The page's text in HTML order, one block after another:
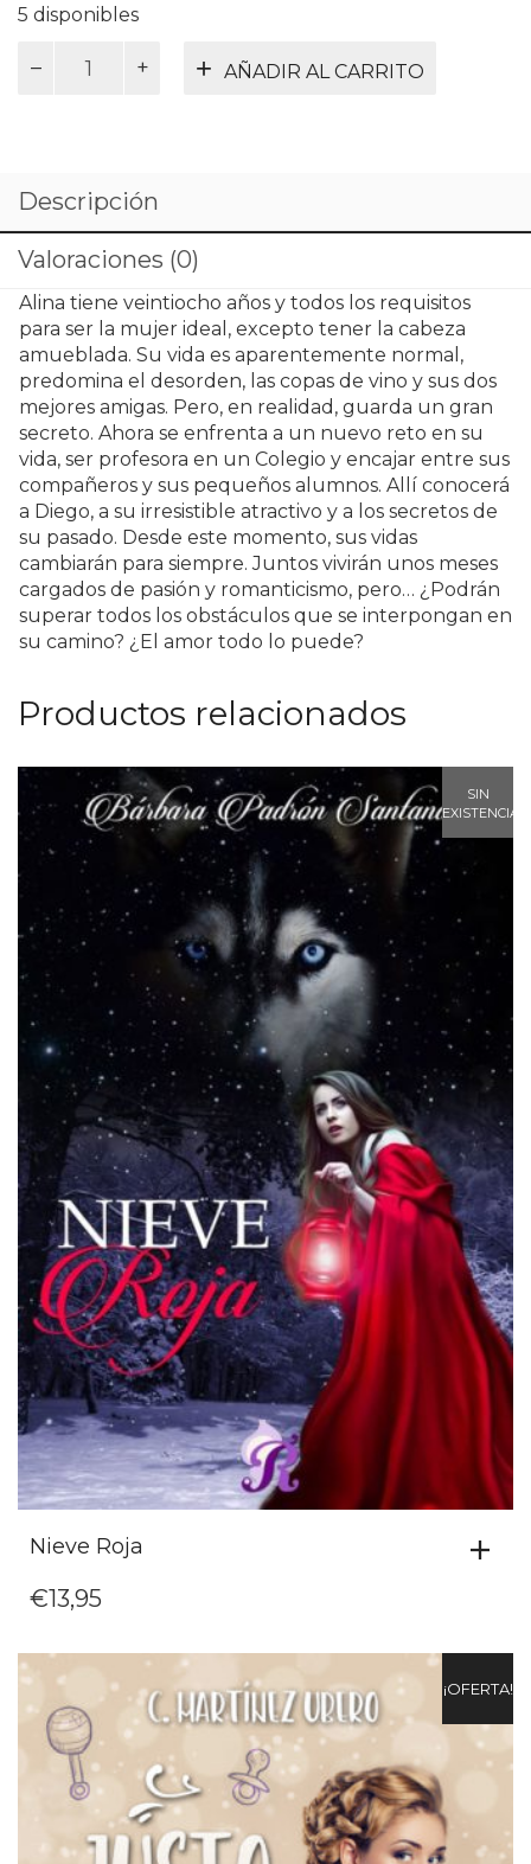
5 disponibles
invierno
AÑADIR AL CARRITO
Descripción
Valoraciones (0)
Alina tiene veintiocho años y todos los requisitos
para ser la mujer ideal, excepto tener la cabeza
amueblada. Su vida es aparentemente normal,
predomina el desorden, las copas de vino y sus dos
mejores amigas. Pero, en realidad, guarda un gran
secreto. Ahora se enfrenta a un nuevo reto en su
vida, ser profesora en un Colegio y encajar entre sus
compañeros y sus pequeños alumnos. Allí conocerá
a Diego, a su irresistible atractivo y a los secretos de
su pasado. Desde este momento, sus vidas
cambiarán para siempre. Juntos vivirán unos meses
cargados de pasión y romanticismo, pero… ¿Podrán
superar todos los obstáculos que se interpongan en
su camino? ¿El amor todo lo puede?
Productos relacionados
SIN
EXISTENCIAS
Nieve Roja
€13,95
¡OFERTA!